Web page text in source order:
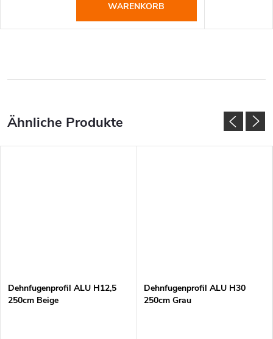
WARENKORB
Dehnfugenprofil ALU H12,5
250cm Beige
Dehnfugenprofil ALU H30
250cm Grau